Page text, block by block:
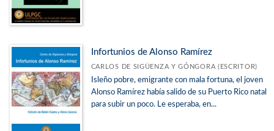
Infortunios de Alonso Ramírez
CARLOS DE SIGÜENZA Y GÓNGORA (ESCRITOR)
Isleño pobre, emigrante con mala fortuna, el joven
Alonso Ramírez había salido de su Puerto Rico natal
para subir un poco. Le esperaba, en...